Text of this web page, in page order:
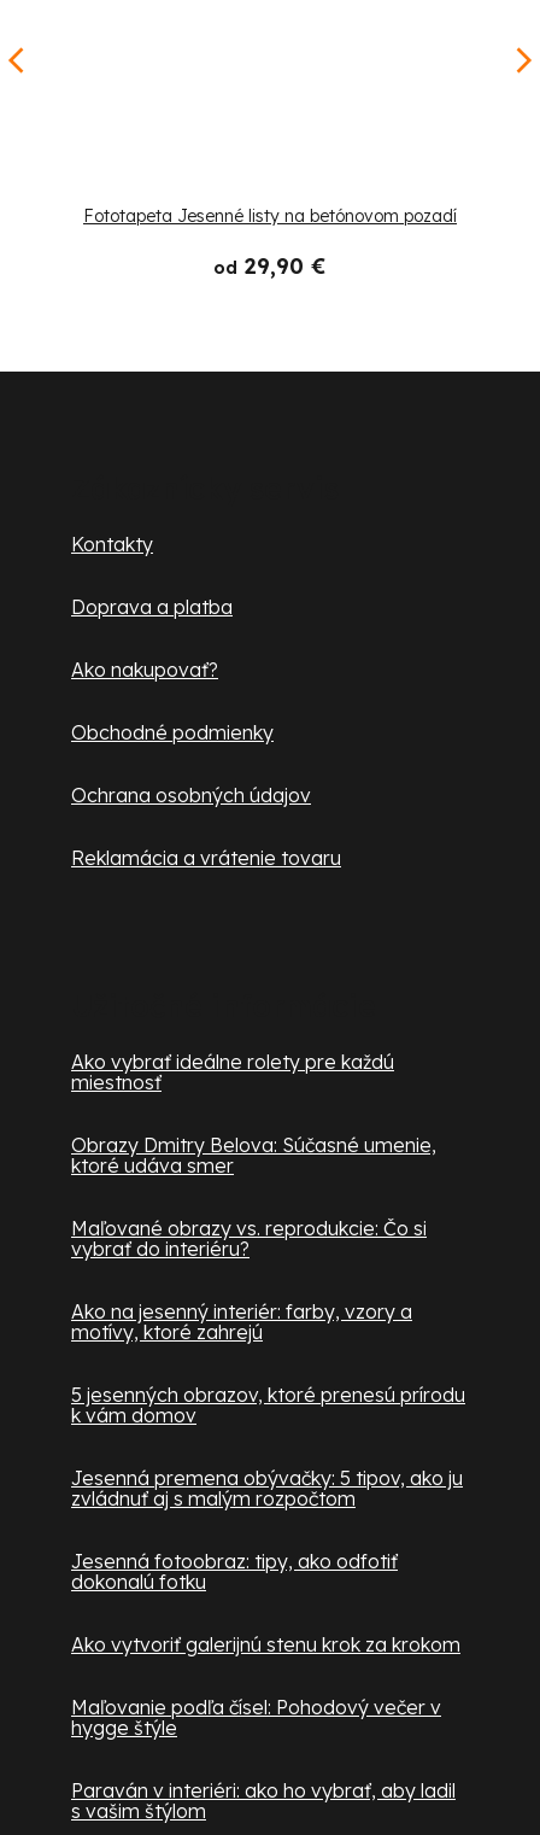
Fototapeta Jesenné listy na betónovom pozadí
od 29,90 €
Kontakty
Doprava a platba
Ako nakupovať?
Obchodné podmienky
Ochrana osobných údajov
Reklamácia a vrátenie tovaru
Ako vybrať ideálne rolety pre každú
miestnosť
Obrazy Dmitry Belova: Súčasné umenie,
ktoré udáva smer
Maľované obrazy vs. reprodukcie: Čo si
vybrať do interiéru?
Ako na jesenný interiér: farby, vzory a
motívy, ktoré zahrejú
5 jesenných obrazov, ktoré prenesú prírodu
k vám domov
Jesenná premena obývačky: 5 tipov, ako ju
zvládnuť aj s malým rozpočtom
Jesenná fotoobraz: tipy, ako odfotiť
dokonalú fotku
Ako vytvoriť galerijnú stenu krok za krokom
Maľovanie podľa čísel: Pohodový večer v
hygge štýle
Paraván v interiéri: ako ho vybrať, aby ladil
s vašim štýlom